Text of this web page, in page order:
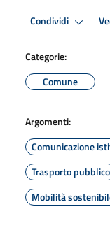
Condividi
Categorie:
Comune
Argomenti:
Comunicazione
Trasporto pubblico
Mobilità